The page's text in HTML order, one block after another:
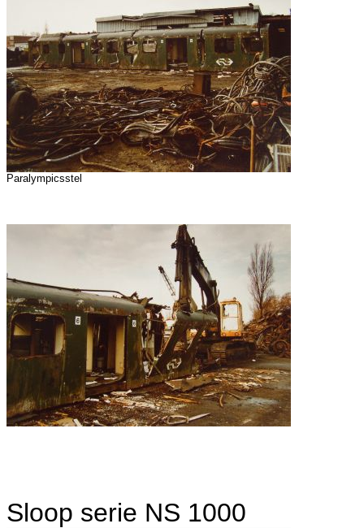
Paralympicsstel
Sloop serie NS 1000